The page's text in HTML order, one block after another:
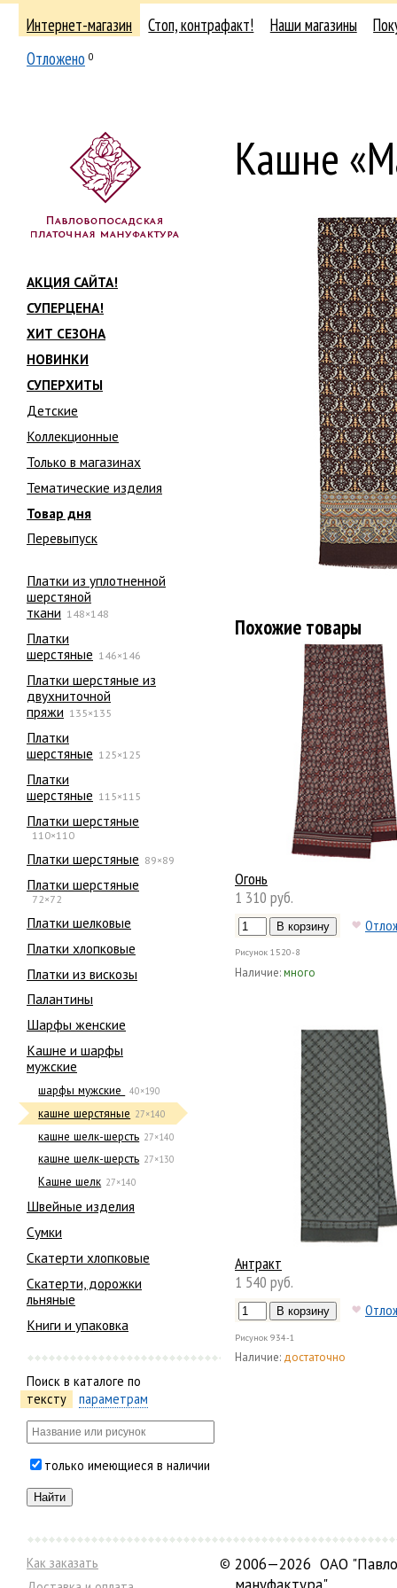
Интернет-магазин Стоп, контрафакт! Наши магазины
Отложено 0
АКЦИЯ САЙТА!
СУПЕРЦЕНА!
ХИТ СЕЗОНА
НОВИНКИ
СУПЕРХИТЫ
Детские
Коллекционные
Только в магазинах
Тематические изделия
Товар дня
Перевыпуск
Платки из уплотненной
шерстяной
ткани 148×148
Платки
шерстяные 146×146
Платки шерстяные из
двухниточной
пряжи 135×135
Платки
шерстяные 125×125
Платки
шерстяные 115×115
Платки шерстяные
110×110
Платки шерстяные 89×89
Платки шерстяные
72×72
Платки шелковые
Платки хлопковые
Платки из вискозы
Палантины
Шарфы женские
Кашне и шарфы
мужские
шарфы мужские 40×190
кашне шерстяные 27×140
кашне шелк-шерсть 27×140
кашне шелк-шерсть 27×130
Кашне шелк 27×140
Швейные изделия
Сумки
Скатерти хлопковые
Скатерти, дорожки
льняные
Книги и упаковка
Поиск в каталоге по
тексту
параметрам
только имеющиеся в наличии
Кашне
Похожие товары
Огонь
1 310 руб.
Рисунок 1520-8
Наличие:много
Антракт
1 540 руб.
Рисунок 934-1
Наличие: достаточно
Как заказать
© 2006—2026 ОАО